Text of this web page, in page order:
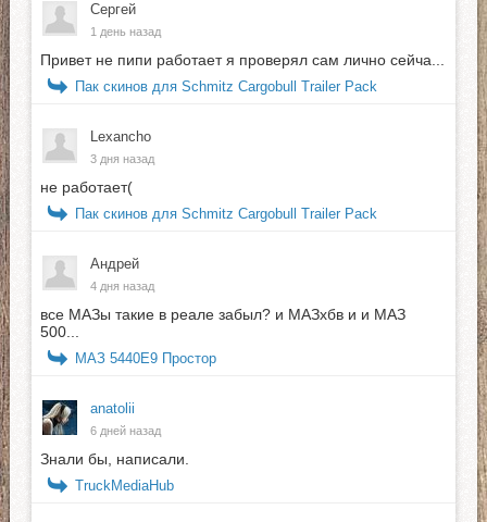
Сергей
1 день назад
Привет не пипи работает я проверял сам лично сейча...
Пак скинов для Schmitz Cargobull Trailer Pack
Lexancho
3 дня назад
не работает(
Пак скинов для Schmitz Cargobull Trailer Pack
Андрей
4 дня назад
все МАЗы такие в реале забыл? и МАЗхбв и и МАЗ
500...
МАЗ 5440E9 Простор
anatolii
6 дней назад
Знали бы, написали.
TruckMediaHub